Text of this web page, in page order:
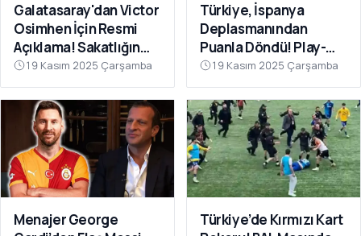
Galatasaray'dan Victor
Osimhen İçin Resmi
Açıklama! Sakatlığın
Son Durumu Belli Oldu
19 Kasım 2025 Çarşamba
Türkiye, İspanya
Deplasmanından
Puanla Döndü! Play-
Off Öncesi Moral: 2-2
19 Kasım 2025 Çarşamba
Menajer George
Türkiye’de Kırmızı Kart